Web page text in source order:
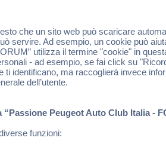
che un sito web può scaricare
servire. Ad esempio, un cookie può
utilizza il termine "cookie" in
- ad esempio, se fai click su
ti identificano, ma raccoglierà invece
dell’utente.
Peugeot Auto Club Italia -
funzioni: